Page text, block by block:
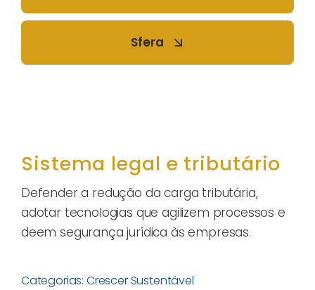
Sfera
Sistema legal e tributário
Defender a redução da carga tributária,
adotar tecnologias que agilizem processos e
deem segurança jurídica às empresas.
Categorias: Crescer Sustentável